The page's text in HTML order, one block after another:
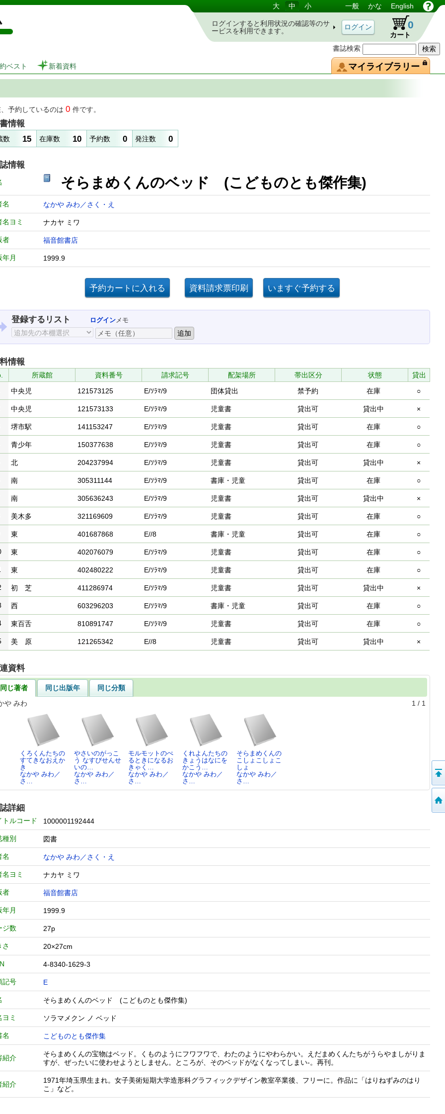
図書館 蔵書検索・予約システム
書誌検索
大 中 小 一般 かな English
ログインすると利用状況の確認等のサ
ービスを利用できます。
カート
0
ベスト 新着資料 マイライブラリー
予約しているのは 0 件です。
情報
数 15 在庫数 10 予約数 0 発注数 0
情報
そらまめくんのベッド (こどものとも傑作集)
名 なかや みわ／さく・え
名ヨミ ナカヤ ミワ
者 福音館書店
年月 1999.9
登録するリスト ログインメモ
情報
所蔵館 資料番号 請求記号 配架場所 帯出区分 状態
貸出
中央児 121573125 E/ｿﾗﾏ/9 団体貸出 禁予約 在庫 ○
中央児 121573133 E/ｿﾗﾏ/9 児童書 貸出可 貸出中 ×
堺市駅 141153247 E/ｿﾗﾏ/9 児童書 貸出可 在庫 ○
青少年 150377638 E/ｿﾗﾏ/9 児童書 貸出可 在庫 ○
北 204237994 E/ｿﾗﾏ/9 児童書 貸出可 貸出中 ×
南 305311144 E/ｿﾗﾏ/9 書庫・児童 貸出可 在庫 ○
南 305636243 E/ｿﾗﾏ/9 児童書 貸出可 貸出中 ×
美木多 321169609 E/ｿﾗﾏ/9 児童書 貸出可 在庫 ○
東 401687868 E//8 書庫・児童 貸出可 在庫 ○
東 402076079 E/ｿﾗﾏ/9 児童書 貸出可 在庫 ○
東 402480222 E/ｿﾗﾏ/9 児童書 貸出可 在庫 ○
初 芝 411286974 E/ｿﾗﾏ/9 児童書 貸出可 貸出中 ×
西 603296203 E/ｿﾗﾏ/9 書庫・児童 貸出可 在庫 ○
東百舌 810891747 E/ｿﾗﾏ/9 児童書 貸出可 在庫 ○
美 原 121265342 E//8 児童書 貸出可 貸出中 ×
資料
同じ著者 同じ出版年
同じ分類
や みわ
1 / 1
くろくんたちの
すてきなおえか
き
なかや みわ／
さ…
やさいのがっこ
う なすびせんせ
いの…
なかや みわ／
さ…
モルモットのぺ
るときになるお
きゃく…
なかや みわ／
さ…
くれよんたちの
きょうはなにを
かこう…
なかや みわ／
さ…
そらまめくんの
こしょこしょこ
しょ
なかや みわ／
さ…
詳細
トルコード 1000001192444
種別 図書
名 なかや みわ／さく・え
名ヨミ ナカヤ ミワ
者 福音館書店
年月 1999.9
ジ数 27p
さ 20×27cm
4-8340-1629-3
記号 E
そらまめくんのベッド (こどものとも傑作集)
ヨミ ソラマメクン ノ ベッド
名 こどものとも傑作集
紹介
そらまめくんの宝物はベッド。くものようにフワフワで、わたのようにやわらかい。えだまめくんたちがうらやましがりま
すが、ぜったいに使わせようとしません。ところが、そのベッドがなくなってしまい-。再刊。
紹介
1971年埼玉県生まれ。女子美術短期大学造形科グラフィックデザイン教室卒業後、フリーに。作品に「はりねずみのはり
こ」など。